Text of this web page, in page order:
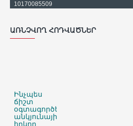
10170085509
ԱՌՆՉՎՈՂ ՀՈԴՎԱԾՆԵՐ
Ինչպես
ճիշտ
օգտագործել
անկյունային
հղկող